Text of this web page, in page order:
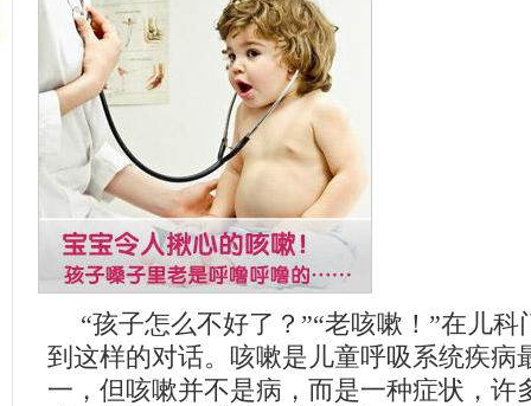
“孩子怎么不好了？”“老咳嗽！”在儿
到这样的对话。咳嗽是儿童呼吸系统疾病
一，但咳嗽并不是病，而是一种症状，许